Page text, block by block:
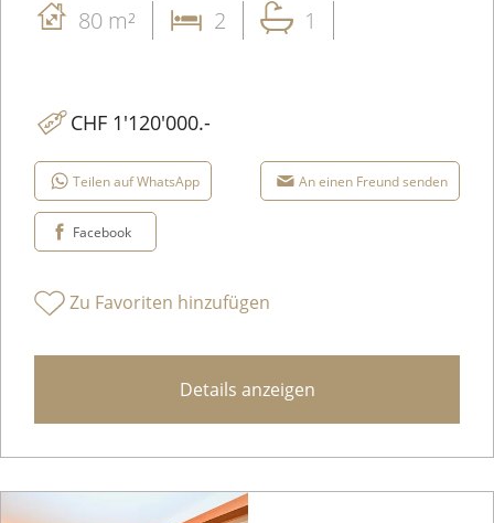
80 m² 2 1
CHF 1'120'000.-
Teilen auf WhatsApp An einen Freund senden
Facebook
Zu Favoriten hinzufügen
Details anzeigen